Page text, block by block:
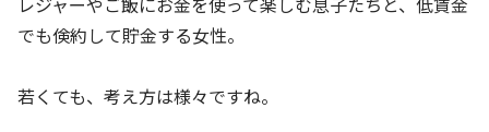
でも倹約して貯金する女性。
若くても、考え方は様々ですね。